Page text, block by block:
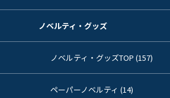
ノベルティ・グッズ
ノベルティ・グッズTOP (157)
ペーパーノベルティ (14)